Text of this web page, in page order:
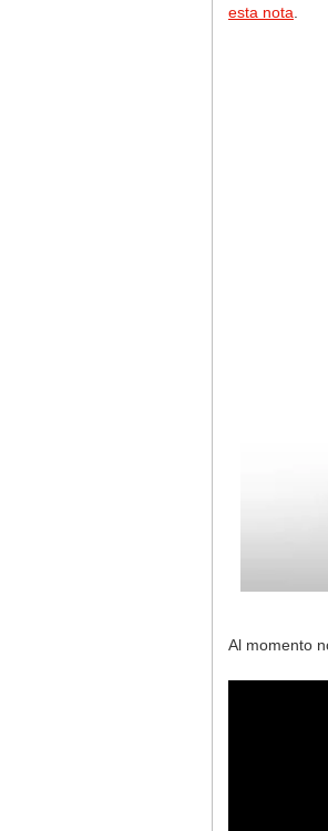
esta nota.
Al momento